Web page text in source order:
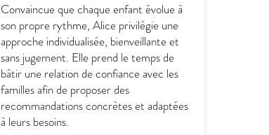
Convaincue que chaque enfant évolue à
son propre rythme, Alice privilégie une
approche individualisée, bienveillante et
sans jugement. Elle prend le temps de
bâtir une relation de confiance avec les
familles afin de proposer des
recommandations concrètes et adaptées
à leurs besoins.